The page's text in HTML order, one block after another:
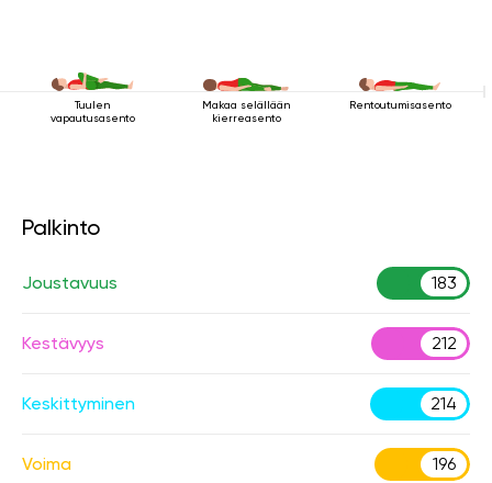
Tuulen
vapautusasento
Makaa selällään
kierreasento
Rentoutumisasento
Palkinto
Joustavuus 183
Kestävyys 212
Keskittyminen 214
Voima 196